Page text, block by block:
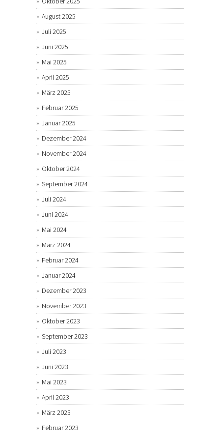
August 2025
Juli 2025
Juni 2025
Mai 2025
April 2025
März 2025
Februar 2025
Januar 2025
Dezember 2024
November 2024
Oktober 2024
September 2024
Juli 2024
Juni 2024
Mai 2024
März 2024
Februar 2024
Januar 2024
Dezember 2023
November 2023
Oktober 2023
September 2023
Juli 2023
Juni 2023
Mai 2023
April 2023
März 2023
Februar 2023